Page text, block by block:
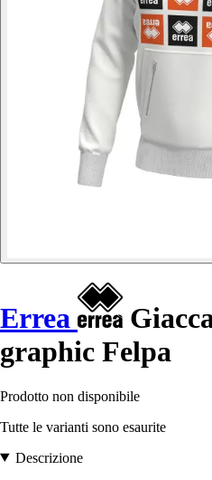
Errea
graphic Felpa
Prodotto non disponibile
Tutte le varianti sono esaurite
Descrizione